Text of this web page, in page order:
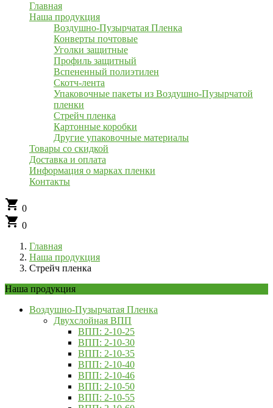
Главная
Наша продукция
Воздушно-Пузырчатая Пленка
Конверты почтовые
Уголки защитные
Профиль защитный
Вспененный полиэтилен
Скотч-лента
Упаковочные пакеты из Воздушно-Пузырчатой
пленки
Стрейч пленка
Картонные коробки
Другие упаковочные материалы
Товары со скидкой
Доставка и оплата
Информация о марках пленки
Контакты
shopping_cart 0
shopping_cart 0
Главная
Наша продукция
Стрейч пленка
Наша продукция
Воздушно-Пузырчатая Пленка
Двухслойная ВПП
ВПП: 2-10-25
ВПП: 2-10-30
ВПП: 2-10-35
ВПП: 2-10-40
ВПП: 2-10-46
ВПП: 2-10-50
ВПП: 2-10-55